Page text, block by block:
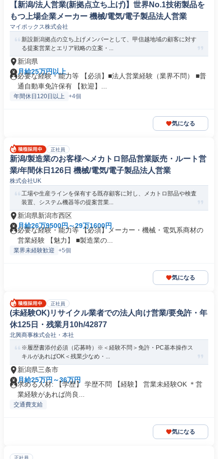
【新潟/法人営業(新拠点立ち上げ)】世界No.1技術製品を
もつ上場企業メーカー 機械/電気/電子製品法人営業
マイポックス株式会社
新設新潟拠点の立ち上げメンバーとして、甲信越地域の顧客に対す
る提案営業とエリア戦略の立案・...
新潟県
月給25万円以上
必要な経験・能力等 【必須】■法人営業経験（業界不問） ■普
通自動車免許保有 【歓迎】...
年間休日120日以上 +4個
気になる
正社員
新潟/製造業のお客様へメカトロ部品営業販売・ルート営
業/年間休日126日 機械/電気/電子製品法人営業
株式会社UK
工場や生産ラインを保有する既存顧客に対し、メカトロ部品や検査
装置、システム機器等の提案営業...
新潟県新潟市西区
月給26万9500円～29万1600円
必要な経験・能力等 【必須】メーカー・機械・電気系商材の
営業経験 【魅力】 ■製造業の...
業界未経験歓迎 +5個
気になる
正社員
(未経験OK)リサイクル業者での法人向け営業/要免許・年
休125日・残業月10h/42877
北興商事株式会社・本社
※履歴書添付必須（応募時）※＜経験不問＞免許・PC基本操作ス
キルがあればOK＜残業少なめ・...
新潟県三条市
月給25万円～36万円
求める人材: 【学歴】 学歴不問 【経験】 営業未経験OK ＊営
業経験があれば尚良...
交通費支給
気になる
正社員